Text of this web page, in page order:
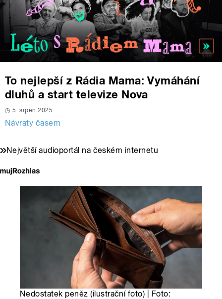
To nejlepší z Rádia Mama: Vymáhání
dluhů a start televize Nova
5. srpen 2025
Návraty časem
Největší audioportál na českém internetu
Nedostatek peněz (ilustrační foto) | Foto: